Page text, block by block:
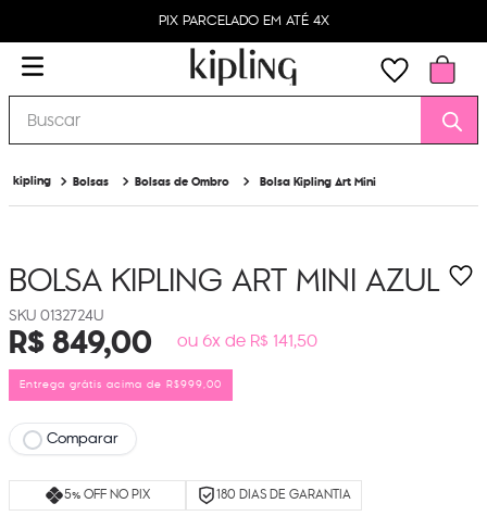
PIX PARCELADO EM ATÉ 4X
Buscar
Bolsas Bolsas de Ombro Bolsa Kipling Art Mini
BOLSA KIPLING ART MINIAZUL
0132724U
R$849,00 ou 6x de R$ 141,50
Entrega grátis acima de R$999,00
Comparar
5% OFF NO PIX 180 DIAS DE GARANTIA